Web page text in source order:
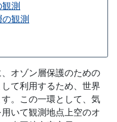
測
観測
オゾン層保護のための
て利用するため、世界
。この一環として、気
いて観測地点上空のオ